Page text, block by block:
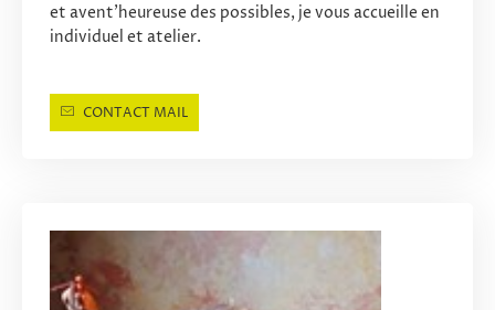
et avent’heureuse des possibles, je vous accueille en
individuel et atelier.
CONTACT MAIL